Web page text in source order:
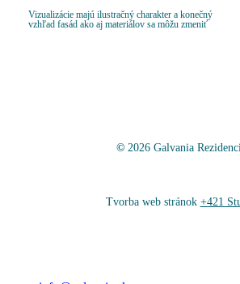
Vizualizácie majú ilustračný charakter a konečný
vzhľad fasád ako aj materiálov sa môžu zmeniť
© 2026Galvania
Tvorba web stránok +421